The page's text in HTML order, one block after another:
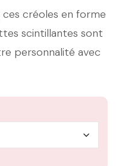
à
23,00 €
créoles en forme
scintillantes sont
personnalité avec